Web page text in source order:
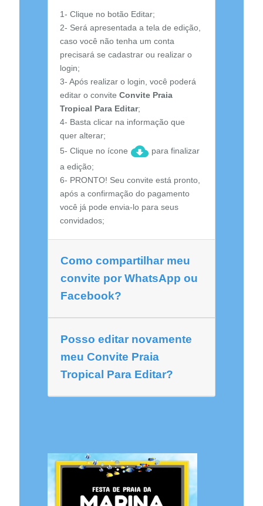
1- Clique no botão Editar;
2- Será apresentada a tela de edição,
caso você não tenha um conta
precisará se cadastrar ou realizar o
login;
3- Após realizar o login, você poderá
editar o convite Convite Praia
Tropical Para Editar;
4- Basta clicar na informação que
quer alterar;
5- Clique no ícone
para finalizar
a edição;
6- PRONTO! Seu convite está pronto,
após a confirmação do pagamento
você já pode envia-lo para seus
convidados;
Como compartilhar meu
convite por WhatsApp ou
Facebook?
Posso editar novamente
meu Convite Praia
Tropical Para Editar?